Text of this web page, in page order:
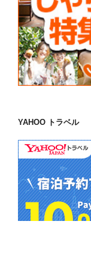
YAHOO トラベル